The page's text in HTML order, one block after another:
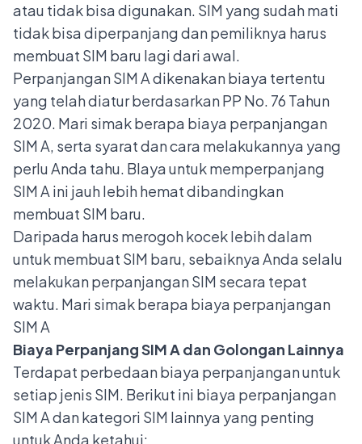
atau tidak bisa digunakan. SIM yang sudah mati
tidak bisa diperpanjang dan pemiliknya harus
membuat SIM baru lagi dari awal.
Perpanjangan SIM A dikenakan biaya tertentu
yang telah diatur berdasarkan PP No. 76 Tahun
2020. Mari simak berapa biaya perpanjangan
SIM A, serta syarat dan cara melakukannya yang
perlu Anda tahu. BIaya untuk memperpanjang
SIM A ini jauh lebih hemat dibandingkan
membuat SIM baru.
Daripada harus merogoh kocek lebih dalam
untuk membuat SIM baru, sebaiknya Anda selalu
melakukan perpanjangan SIM secara tepat
waktu. Mari simak berapa biaya perpanjangan
SIM A
Biaya Perpanjang SIM A dan Golongan Lainnya
Terdapat perbedaan biaya perpanjangan untuk
setiap jenis SIM. Berikut ini biaya perpanjangan
SIM A dan kategori SIM lainnya yang penting
untuk Anda ketahui: